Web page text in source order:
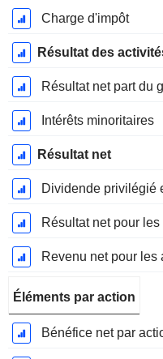
Charge d'impôt
Résultat des
Résultat net part du
Intérêts minoritaires
Résultat net
Dividende privilégié
Éléments par action
Bénéfice net par